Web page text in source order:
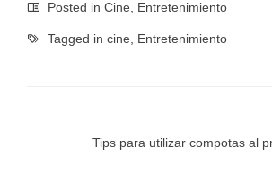
Posted in Cine Entretenimiento
Tagged in cine Entretenimiento
Tips para utilizar compotas al